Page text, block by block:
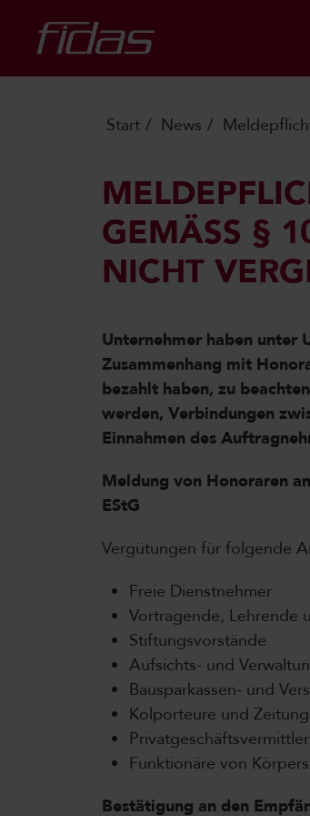
Start News
GEMÄSS §
ICHT
Unternehmer haben unter
Zusammenhang mit
bezahlt haben, zu
werden, Verbindungen
Einnahmen des
Meldung von Honoraren
EStG
Vergütungen für folgende
Freie Dienstnehmer
Vortragende, Lehrende
Stiftungsvorstände
Aufsichts- und
Bausparkassen- und
Kolporteure und
Privatgeschäftsvermittler
Funktionäre von
Bestätigung an den